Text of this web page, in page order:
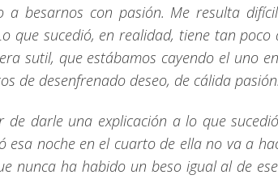
a besarnos con pasión. Me resulta
que sucedió, en realidad, tiene tan
sutil, que estábamos cayendo el uno
de desenfrenado deseo, de cálida pasión.
de darle una explicación a lo que
noche en el cuarto de ella no va a
nunca ha habido un beso igual al de